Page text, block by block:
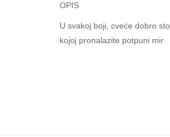
OPIS
U svakoj boji, cveće dobro
kojoj pronalazite potpuni mir